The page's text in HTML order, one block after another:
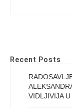
Recent Posts
VIDLJIVIJA